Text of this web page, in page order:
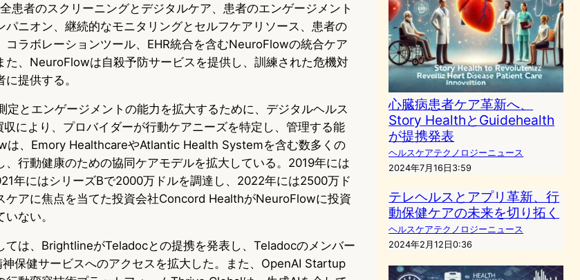
患者のスクリーニングとデジタルケア、患者のエンゲージメント
パニオン、継続的なモニタリングとセルフケアリソース、患者の
コラボレーションツール、EHR統合を含むNeuroFlowの統合ケア
た、NeuroFlowは自殺予防サービスを提供し、訓練された危機対
提供する。
とエンゲージメントの能力を拡大するために、デジタルヘルス
により、プロバイダーが行動ケアニーズを特定し、管理する能
は、Emory HealthcareやAtlantic Health Systemを含む数多くの
、行動健康のための協同ケアモデルを拡大している。2019年には
年にはシリーズBで2000万ドルを調達し、2022年には2500万ド
ケアに焦点を当てた投資会社Concord HealthがNeuroFlowに投資
ない。
ては、BrightlineがTeladocとの提携を発表し、Teladocのメンバー
保健サービスへのアクセスを拡大した。また、OpenAI Startup
心臓病患者ケア革新へ、
Story HealthとGuidehealth
が提携発表
ヘルスケアテクノロジーニュース
2024年7月16日3:59
テレヘルスとアプリ革新、行
動保健ケアの未来を切り拓く
ヘルスケアテクノロジーニュース
2024年2月12日0:36